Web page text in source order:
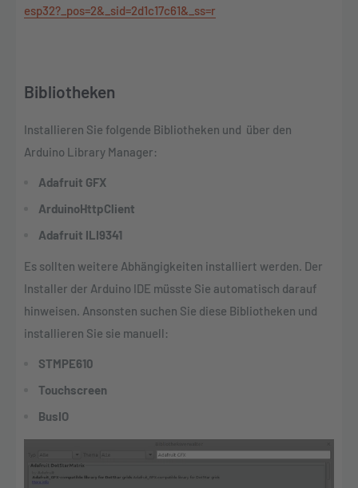
esp32?_pos=2&_sid=2d1c17c61&_ss=r
Bibliotheken
Installieren Sie folgende Bibliotheken und über den
Arduino Library Manager:
Adafruit GFX
ArduinoHttpClient
Adafruit ILI9341
Es sollten weitere Abhängigkeiten installiert werden. Der
Installer der Arduino IDE müsste Sie automatisch darauf
hinweisen. Ansonsten suchen Sie diese Bibliotheken und
installieren Sie sie manuell:
STMPE610
Touchscreen
BusIO